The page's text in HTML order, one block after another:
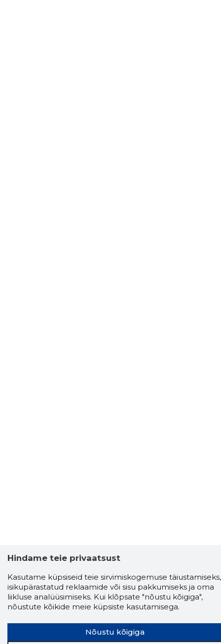
Storybook
Chrome laiendus
Hindame teie privaatsust
Kasutame küpsiseid teie sirvimiskogemuse täiustamiseks,
isikupärastatud reklaamide või sisu pakkumiseks ja oma
liikluse analüüsimiseks. Kui klõpsate "nõustu kõigiga",
nõustute kõikide meie küpsiste kasutamisega.
Nõustu kõigiga